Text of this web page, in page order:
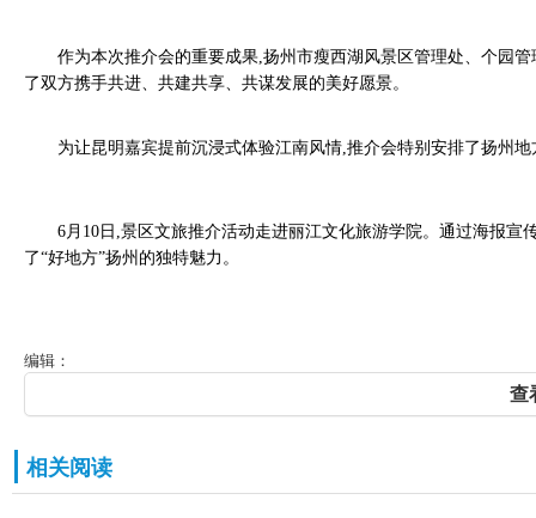
作为本次推介会的重要成果,扬州市瘦西湖风景区管理处、个园
了双方携手共进、共建共享、共谋发展的美好愿景。
为让昆明嘉宾提前沉浸式体验江南风情,推介会特别安排了扬州
6月10日,景区文旅推介活动走进丽江文化旅游学院。通过海报
了“好地方”扬州的独特魅力。
编辑：
查
相关阅读